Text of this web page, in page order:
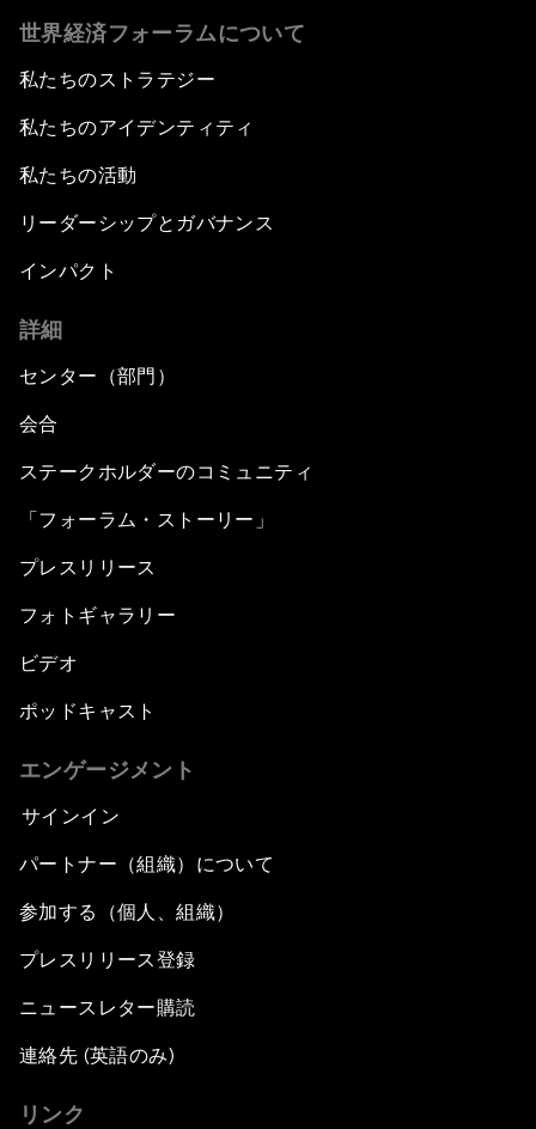
世界経済フォーラムについて
私たちのストラテジー
私たちのアイデンティティ
私たちの活動
リーダーシップとガバナンス
インパクト
詳細
センター（部門）
会合
ステークホルダーのコミュニティ
「フォーラム・ストーリー」
プレスリリース
フォトギャラリー
ビデオ
ポッドキャスト
エンゲージメント
サインイン
パートナー（組織）について
参加する（個人、組織）
プレスリリース登録
ニュースレター購読
連絡先 (英語のみ)
リンク